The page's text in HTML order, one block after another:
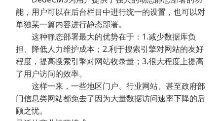
能，用户可以在后台栏目中进行统一的设置，也可以对
单独某一篇内容进行静态部署。
这种静态部署最大的优势在于：1.减少数据库负
担、降低人力维护成本；2.利于搜索引擎对网站的友好
程度，提高搜索引擎对网站收录量；3.很大程度上提高
了用户访问的效率。
这样一来，一些地区门户、行业网站、甚至政府部
门信息类网站都免去了因为大量数据访问速率下降的后
顾之忧。